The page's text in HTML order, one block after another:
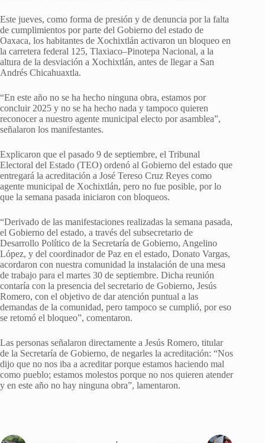
Este jueves, como forma de presión y de denuncia por la falta
de cumplimientos por parte del Gobierno del estado de
Oaxaca, los habitantes de Xochixtlán activaron un bloqueo en
la carretera federal 125, Tlaxiaco–Pinotepa Nacional, a la
altura de la desviación a Xochixtlán, antes de llegar a San
Andrés Chicahuaxtla.
“En este año no se ha hecho ninguna obra, estamos por
concluir 2025 y no se ha hecho nada y tampoco quieren
reconocer a nuestro agente municipal electo por asamblea”,
señalaron los manifestantes.
Explicaron que el pasado 9 de septiembre, el Tribunal
Electoral del Estado (TEO) ordenó al Gobierno del estado que
entregará la acreditación a José Tereso Cruz Reyes como
agente municipal de Xochixtlán, pero no fue posible, por lo
que la semana pasada iniciaron con bloqueos.
“Derivado de las manifestaciones realizadas la semana pasada,
el Gobierno del estado, a través del subsecretario de
Desarrollo Político de la Secretaría de Gobierno, Angelino
López, y del coordinador de Paz en el estado, Donato Vargas,
acordaron con nuestra comunidad la instalación de una mesa
de trabajo para el martes 30 de septiembre. Dicha reunión
contaría con la presencia del secretario de Gobierno, Jesús
Romero, con el objetivo de dar atención puntual a las
demandas de la comunidad, pero tampoco se cumplió, por eso
se retomó el bloqueo”, comentaron.
Las personas señalaron directamente a Jesús Romero, titular
de la Secretaría de Gobierno, de negarles la acreditación: “Nos
dijo que no nos iba a acreditar porque estamos haciendo mal
como pueblo; estamos molestos porque no nos quieren atender
y en este año no hay ninguna obra”, lamentaron.